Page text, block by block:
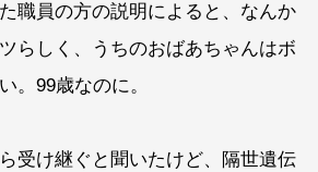
職員の方の説明によると、なんか
らしく、うちのおばあちゃんはボ
。99歳なのに。
受け継ぐと聞いたけど、隔世遺伝